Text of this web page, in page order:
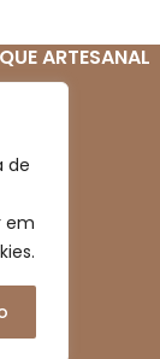
de
em
ARTESANAL